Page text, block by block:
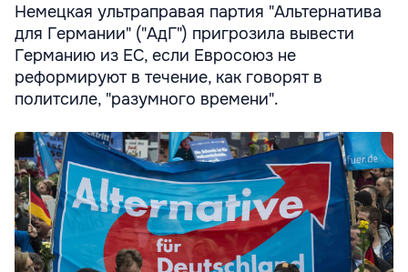
Немецкая ультраправая партия "Альтернатива
для Германии" ("АдГ") пригрозила вывести
Германию из ЕС, если Евросоюз не
реформируют в течение, как говорят в
политсиле, "разумного времени".